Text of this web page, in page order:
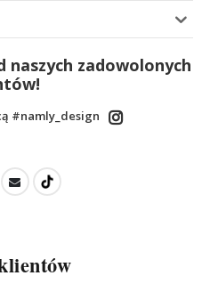
naszych zadowolonych
#namly_design